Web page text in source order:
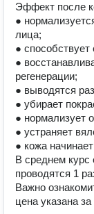
Эффект после
●
лица;
●
●
регенерации;
● выводятся
● убирает
● нормализует
● устраняет
● кожа
В среднем курс
проводятся 1
Важно
цена указана